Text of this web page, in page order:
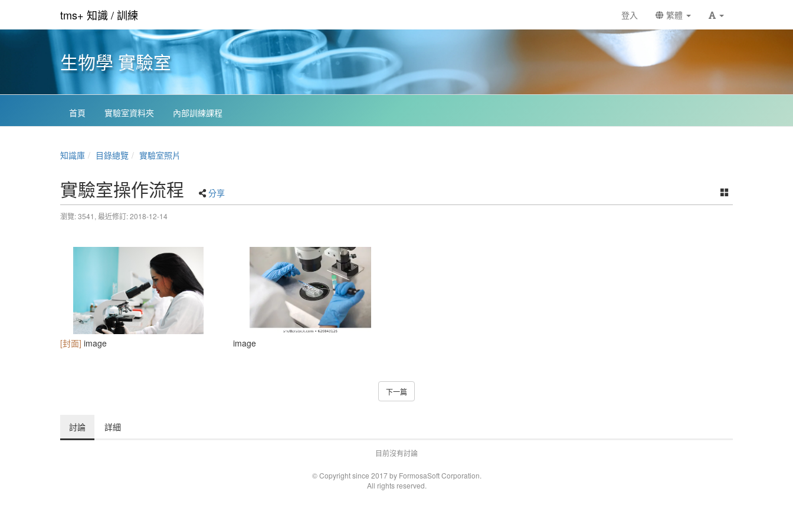
tms+ 知識 / 訓練 登入 繁體
生物學 實驗室
首頁 實驗室資料夾 內部訓練課程
知識庫 目錄總覽 實驗室照片
實驗室操作流程 分享
瀏覽: 3541, 最近修訂: 2018-12-14
[封面] image image
下一篇
討論 詳細
目前沒有討論
© Copyright since 2017 by FormosaSoft Corporation.
All rights reserved.